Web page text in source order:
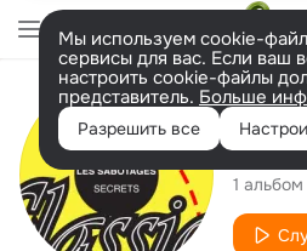
Мы используем cookie-
сервисы для вас. Если ваш
настроить cookie-файлы
представитель. Больше
Разрешить все
Les
1 альбом